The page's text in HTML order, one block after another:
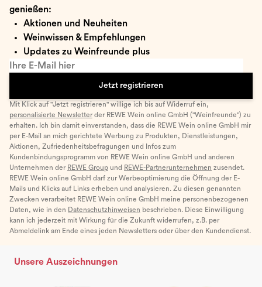
genießen:
Aktionen und Neuheiten
Weinwissen & Empfehlungen
Updates zu Weinfreunde plus
Ihre E-Mail hier
Jetzt registrieren
Mit Klick auf "Jetzt registrieren" willige ich bis auf Widerruf ein,
personalisierte Newsletter der REWE Wein online GmbH ("Weinfreunde") zu
erhalten. Ich bin damit einverstanden, dass die REWE Wein online GmbH mir
per E-Mail an mich gerichtete Werbung zu Produkten, Dienstleistungen,
Aktionen, Zufriedenheitsbefragungen und Infos zum
Kundenbindungsprogramm von REWE Wein online GmbH und anderen
Unternehmen der REWE Group und REWE-Partnerunternehmen zusendet.
REWE Wein online GmbH darf zur Werbeoptimierung die Öffnung der E-
Mails und Klicks auf Links erheben und analysieren. Zu diesen genannten
Zwecken verarbeitet REWE Wein online GmbH meine personenbezogenen
Daten, wie in den Datenschutzhinweisen beschrieben. Diese Einwilligung
kann ich jederzeit mit Wirkung für die Zukunft widerrufen, z.B. per
Abmeldelink am Ende eines jeden Newsletters oder über den Kundendienst.
Unsere Auszeichnungen